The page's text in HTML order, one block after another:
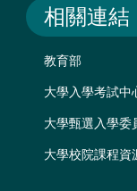
相關連結
教育部
大學入學考試中
大學甄選入學委
大學校院課程資